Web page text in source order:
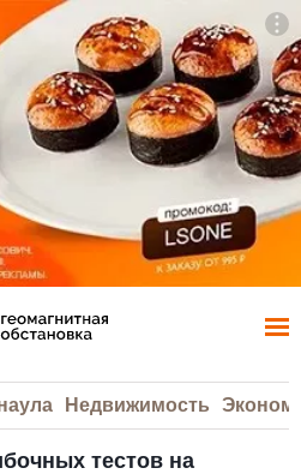
Недвижимость
тестов на